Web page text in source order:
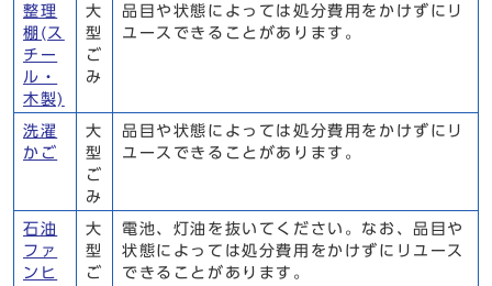
整理
棚(ス
チー
ル・
木製)
大
型
ご
み
品目や状態によっては処分費用をかけずにリ
ユースできることがあります。
洗濯
かご
大
型
ご
み
品目や状態によっては処分費用をかけずにリ
ユースできることがあります。
石油
ファ
ンヒ
大
型
ご
電池、灯油を抜いてください。なお、品目や
状態によっては処分費用をかけずにリユース
できることがあります。